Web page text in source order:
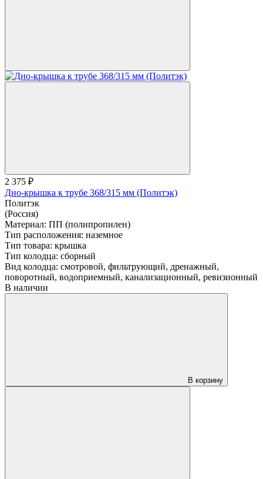
2 375 ₽
Дно-крышка к трубе 368/315 мм (Политэк)
Политэк
(Россия)
Материал: ПП (полипропилен)
Тип расположения: наземное
Тип товара: крышка
Тип колодца: сборный
Вид колодца: смотровой, фильтрующий, дренажный,
поворотный, водоприемный, канализационный, ревизионный
В наличии
В корзину